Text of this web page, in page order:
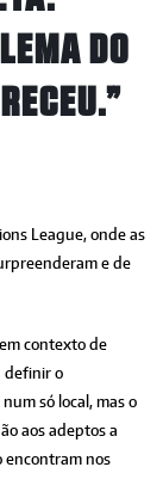
DO
League, onde as
e de
contexto de
definir o
só local, mas o
aos adeptos a
encontram nos